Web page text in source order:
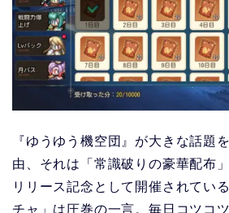
『ゆうゆう機空団』が大きな話題
由、それは「常識破りの豪華配布
リリース記念として開催されてい
チャ」は圧巻の一言。毎日コツコ